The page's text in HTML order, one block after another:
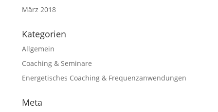
März 2018
Kategorien
Allgemein
Coaching & Seminare
Energetisches Coaching & Frequenzanwendungen
Meta